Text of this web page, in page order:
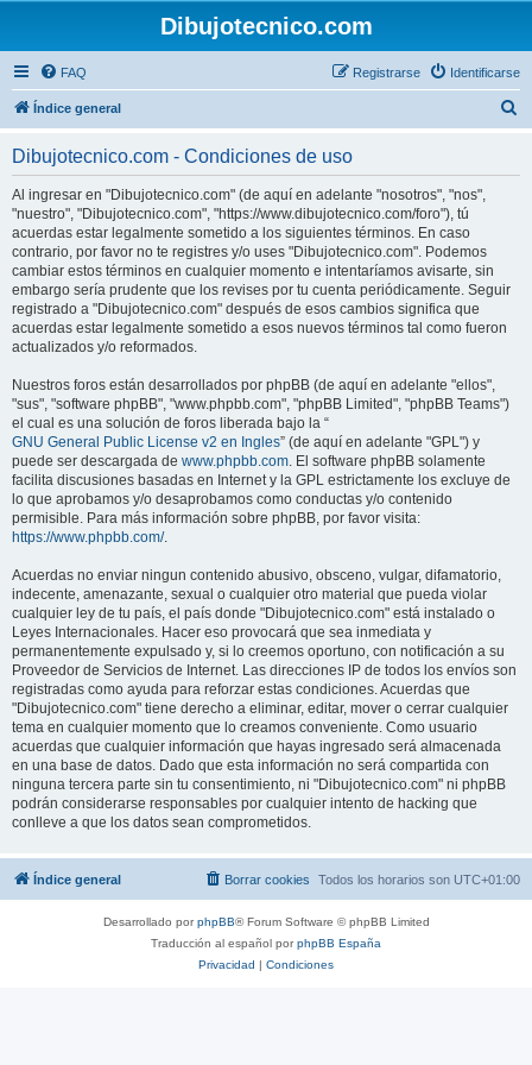
Dibujotecnico.com
FAQ Identificarse
Registrarse
Índice general
Dibujotecnico.com - Condiciones de uso
Al ingresar en "Dibujotecnico.com" (de aquí en adelante "nosotros", "nos",
"nuestro", "Dibujotecnico.com", "https://www.dibujotecnico.com/foro"), tú
acuerdas estar legalmente sometido a los siguientes términos. En caso
contrario, por favor no te registres y/o uses "Dibujotecnico.com". Podemos
cambiar estos términos en cualquier momento e intentaríamos avisarte, sin
embargo sería prudente que los revises por tu cuenta periódicamente. Seguir
registrado a "Dibujotecnico.com" después de esos cambios significa que
acuerdas estar legalmente sometido a esos nuevos términos tal como fueron
actualizados y/o reformados.
Nuestros foros están desarrollados por phpBB (de aquí en adelante "ellos",
"sus", "software phpBB", "www.phpbb.com", "phpBB Limited", "phpBB Teams")
el cual es una solución de foros liberada bajo la “
GNU General Public License v2 en Ingles” (de aquí en adelante "GPL") y
puede ser descargada de www.phpbb.com. El software phpBB solamente
facilita discusiones basadas en Internet y la GPL estrictamente los excluye de
lo que aprobamos y/o desaprobamos como conductas y/o contenido
permisible. Para más información sobre phpBB, por favor visita:
https://www.phpbb.com/.
Acuerdas no enviar ningun contenido abusivo, obsceno, vulgar, difamatorio,
indecente, amenazante, sexual o cualquier otro material que pueda violar
cualquier ley de tu país, el país donde "Dibujotecnico.com" está instalado o
Leyes Internacionales. Hacer eso provocará que sea inmediata y
permanentemente expulsado y, si lo creemos oportuno, con notificación a su
Proveedor de Servicios de Internet. Las direcciones IP de todos los envíos son
registradas como ayuda para reforzar estas condiciones. Acuerdas que
"Dibujotecnico.com" tiene derecho a eliminar, editar, mover o cerrar cualquier
tema en cualquier momento que lo creamos conveniente. Como usuario
acuerdas que cualquier información que hayas ingresado será almacenada
en una base de datos. Dado que esta información no será compartida con
ninguna tercera parte sin tu consentimiento, ni "Dibujotecnico.com" ni phpBB
podrán considerarse responsables por cualquier intento de hacking que
conlleve a que los datos sean comprometidos.
Índice general Todos los horarios son UTC+01:00
Borrar cookies
Desarrollado porphpBB® Forum Software © phpBB Limited
Traducción al español porphpBB España
Privacidad | Condiciones